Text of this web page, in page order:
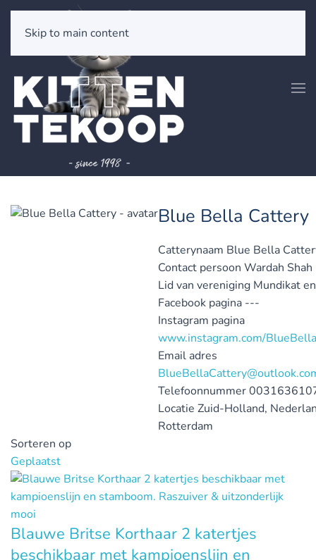
Skip to main content
Blue Bella Cattery
Catterynaam Blue Bella
Contact persoon Wardah Shah
Lid van vereniging Mundikat
Facebook pagina ---
Instagram pagina
www.instagram.com/
Email adres
Telefoonnummer
Locatie Zuid-Holland,
Rotterdam
Sorteren op
Geplaatst
Blauwe Britse Korthaar 2 katertjes
beschikbaar met kampioenslijn en